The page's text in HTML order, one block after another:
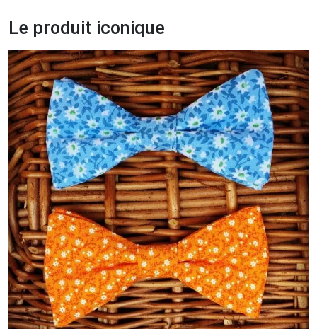
Le produit iconique